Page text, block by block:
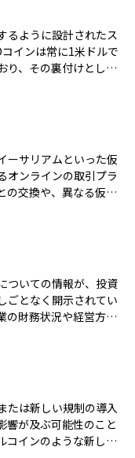
の利便性を高めつ
ます。
るように設計されたス
インは常に1米ドルで
り、その裏付けとして
おり、透明性を高め
しています。暗号資
コインとして位置づけ
ーサリアムといった仮
オンラインの取引プラ
の交換や、異なる仮想
引を行う仕組みで
など、一定の規制が設
ては、取り扱い銘柄、
どを考慮することが
ついての情報が、投資
ごとなく開示されてい
の財務状況や経営方
や運用会社の信頼性
当局によっても透明
とっても、透明性の高
、リスクを抑え、安全
ります。
たは新しい規制の導入
響が及ぶ可能性のこと
コインのような新しい